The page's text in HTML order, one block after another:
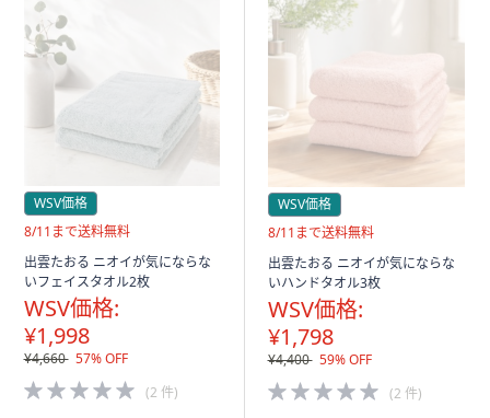
WSV価格
送
無
料
8/11まで送料無料
出雲たおる ニオイが気にならな
いフェイスタオル2枚
WSV価格:
¥1,998
¥4,660 57% OFF
5.0
of
(2 件)
WSV価格
送
無
料
8/11まで送料無料
出雲たおる ニオイが気にならな
いハンドタオル3枚
WSV価格:
¥1,798
¥4,400 59% OFF
5.0
of
(2 件)